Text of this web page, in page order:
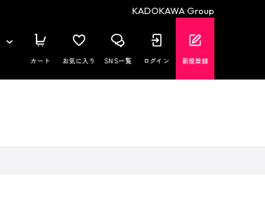
KADOKAWA Group
カート お気に入り SNS一覧 ログイン 新規登録